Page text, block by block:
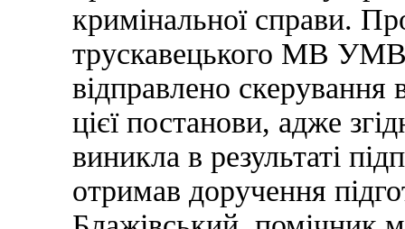
кримінальної справи.
трускавецького МВ
відправлено
цієї постанови, адже
виникла в результаті
отримав доручення